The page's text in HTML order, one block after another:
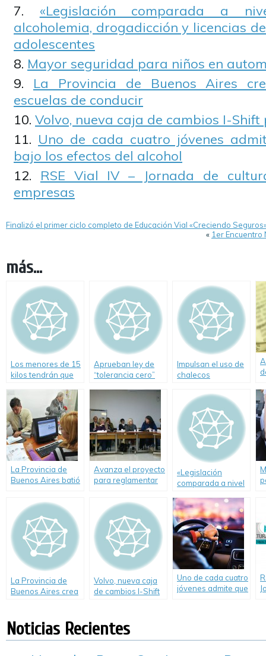
«Legislación comparada a
alcoholemia, drogadicción y licencias
adolescentes
Mayor seguridad para niños en
La Provincia de Buenos Aires
escuelas de conducir
Volvo, nueva caja de cambios I-
Uno de cada cuatro jóvenes
bajo los efectos del alcohol
RSE Vial IV – Jornada de
empresas
Finalizó el primer ciclo completo de Educación Vial «Creciendo
« 1er Encuentro
más...
Los menores de 15
kilos tendrán que
Aprueban ley de
“tolerancia cero”
que manejen en
ebriedad
Impulsan el uso de
chalecos
automóviles
La Provincia de
Buenos Aires batió
la emisión de
licencias de
conducir
Avanza el proyecto
para reglamentar
menores
«Legislación
comparada a nivel
alcoholemia,
drogadicción y
licencias de
conducir a jóvenes
y adolescentes
La Provincia de
Buenos Aires crea
conducir
Volvo, nueva caja
de cambios I-Shift
Uno de cada cuatro
jóvenes admite que
Noticias Recientes